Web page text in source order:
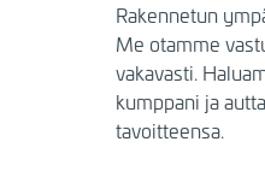
Rakennetun
Me otamme
vakavasti.
kumppani ja
tavoitteensa.